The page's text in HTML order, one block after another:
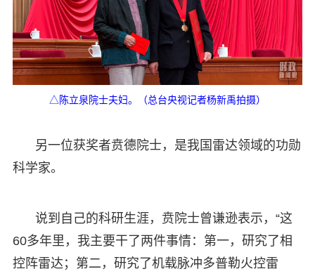
△陈立泉院士夫妇。（总台央视记者杨新禹拍摄）
另一位获奖者贲德院士，是我国雷达领域的功勋
科学家。
说到自己的科研生涯，贲院士曾谦逊表示，“这
60多年里，我主要干了两件事情：第一，研究了相
控阵雷达；第二，研究了机载脉冲多普勒火控雷